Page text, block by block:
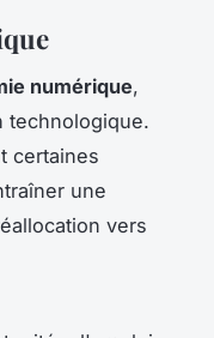
numérique,
technologique.
certaines
une
vers